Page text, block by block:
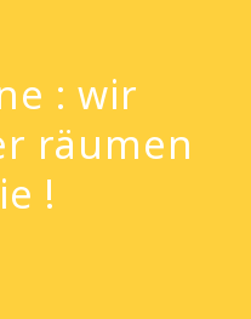
: wir
räumen
!